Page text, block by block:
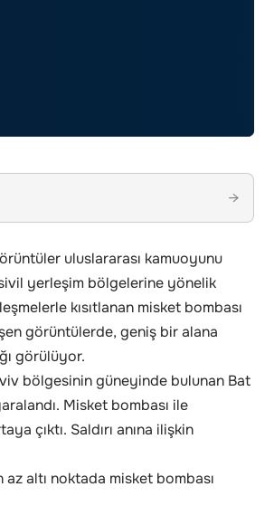
→
uluslararası kamuoyunu
yerleşim bölgelerine yönelik
kısıtlanan misket bombası
görüntülerde, geniş bir alana
görülüyor.
bölgesinin güneyinde bulunan Bat
Misket bombası ile
çıktı. Saldırı anına ilişkin
az altı noktada misket bombası